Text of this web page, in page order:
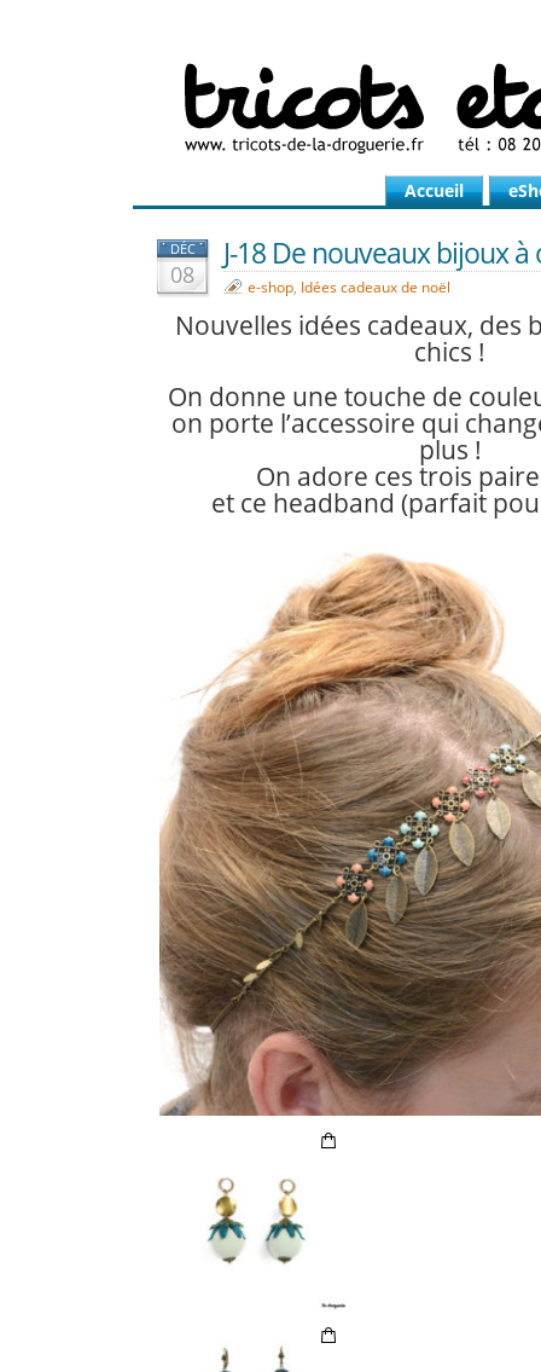
Accueil
DÉC
08
J-18 De nouveaux bijoux à
e-shop, Idées cadeaux de noël
Nouvelles idées cadeaux, des
chics !
On donne une touche de
on porte l’accessoire qui
plus !
On adore ces trois
et ce headband (parfait